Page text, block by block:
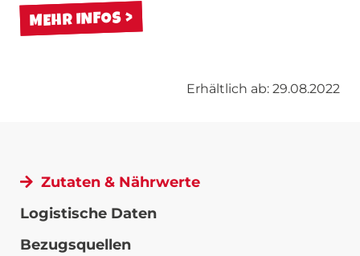
MEHR INFOS
Erhältlich ab: 29.08.2022
Zutaten & Nährwerte
Logistische Daten
Bezugsquellen